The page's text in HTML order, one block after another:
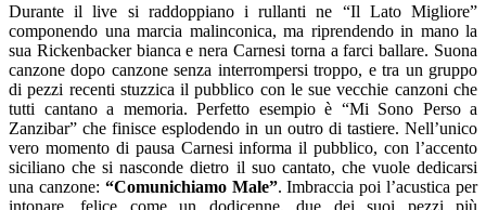
Durante il live si raddoppiano i rullanti ne “Il Lato Migliore”
componendo una marcia malinconica, ma riprendendo in mano la
sua Rickenbacker bianca e nera Carnesi torna a farci ballare. Suona
canzone dopo canzone senza interrompersi troppo, e tra un gruppo
di pezzi recenti stuzzica il pubblico con le sue vecchie canzoni che
tutti cantano a memoria. Perfetto esempio è “Mi Sono Perso a
Zanzibar” che finisce esplodendo in un outro di tastiere. Nell’unico
vero momento di pausa Carnesi informa il pubblico, con l’accento
siciliano che si nasconde dietro il suo cantato, che vuole dedicarsi
una canzone: “Comunichiamo Male”. Imbraccia poi l’acustica per
intonare, felice come un dodicenne, due dei suoi pezzi più